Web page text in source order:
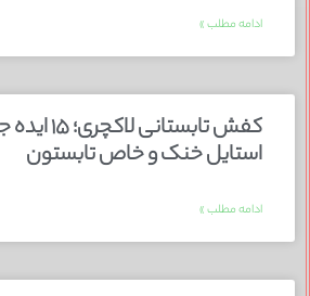
ادامه مطلب »
کفش تابستانی
استایل خنک و خاص تابستون
ادامه مطلب »